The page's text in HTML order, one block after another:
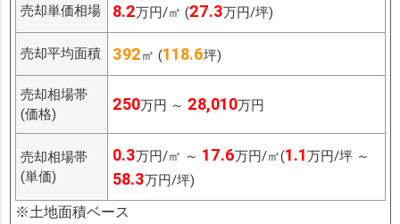
売却単価相場 8.2万円/㎡ (27.3万円/坪)
売却平均面積 392㎡ (118.6坪)
売却相場帯
(価格)
250万円 ～ 28,010万円
売却相場帯
(単価)
0.3万円/㎡ ～ 17.6万円/㎡(1.1万円/坪 ～
58.3万円/坪)
※土地面積ベース